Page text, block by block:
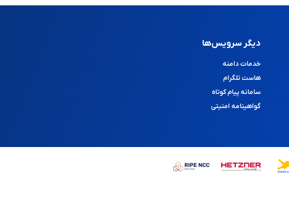
دیگر سرویس‌ها
خدمات دامنه
هاست تلگرام
سامانه پیام کوتاه
گواهینامه امنیتی